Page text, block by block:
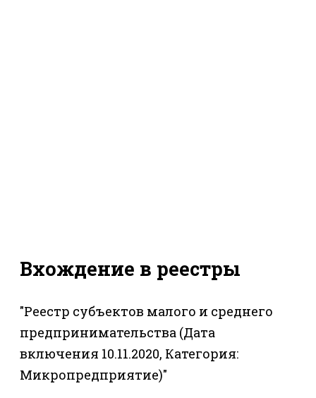
Вхождение в реестры
"Реестр субъектов малого и среднего
предпринимательства (Дата
включения 10.11.2020, Категория:
Микропредприятие)"